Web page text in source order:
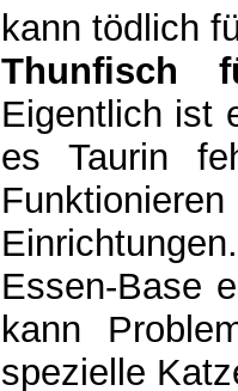
kann tödlich
Thunfisch
Eigentlich ist
es Taurin
Essen-Base
kann
spezielle